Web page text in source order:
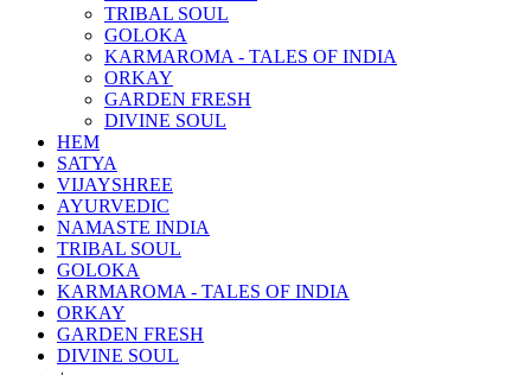
TRIBAL SOUL
GOLOKA
KARMAROMA - TALES OF INDIA
ORKAY
GARDEN FRESH
DIVINE SOUL
HEM
SATYA
VIJAYSHREE
AYURVEDIC
NAMASTE INDIA
TRIBAL SOUL
GOLOKA
KARMAROMA - TALES OF INDIA
ORKAY
GARDEN FRESH
DIVINE SOUL